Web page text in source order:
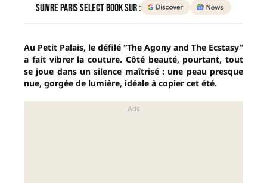
Suivre Paris Select Book sur :
Au Petit Palais, le défilé “The Agony and The Ecstasy”
a fait vibrer la couture. Côté beauté, pourtant, tout
se joue dans un silence maîtrisé : une peau presque
nue, gorgée de lumière, idéale à copier cet été.